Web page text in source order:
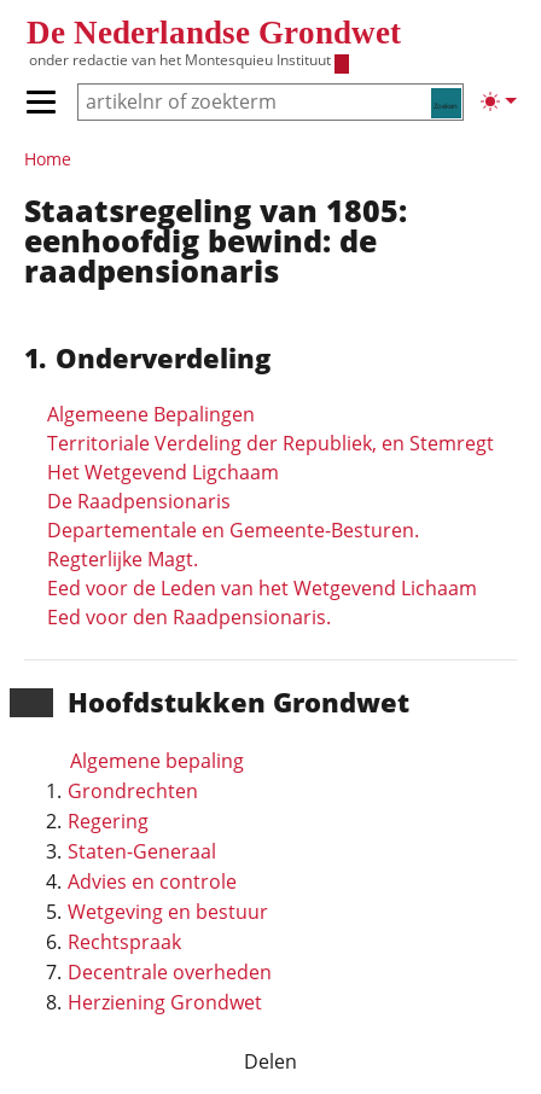
De Nederlandse Grondwet
onder redactie van het Montesquieu Instituut
Zoeken
Primair menu tonen/verbergen
Hoofdnavigatie
Home
Hoofd­stukken Grondwet
Algemene bepaling
Grondrechten
Regering
Staten-Generaal
Advies en controle
Wetgeving en bestuur
Rechtspraak
Decentrale overheden
Herziening Grondwet
Staatsregeling van 1805:
eenhoofdig bewind: de
raadpensionaris
Onderverdeling
Algemeene Bepalingen
Territoriale Verdeling der Republiek, en Stemregt
Het Wetgevend Ligchaam
De Raadpensionaris
Departementale en Gemeente-Besturen.
Regterlijke Magt.
Eed voor de Leden van het Wetgevend Lichaam
Eed voor den Raadpensionaris.
Delen